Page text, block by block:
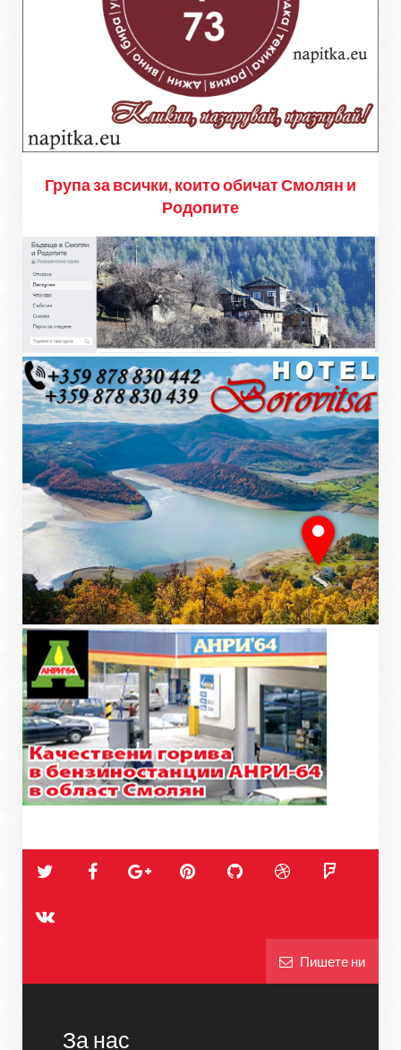
Група за всички, които обичат Смолян и
Родопите
Пишете ни
За нас